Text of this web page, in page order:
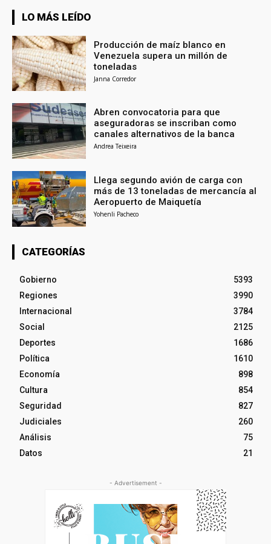
LO MÁS LEÍDO
Producción de maíz blanco en
Venezuela supera un millón de
toneladas
Janna Corredor
Abren convocatoria para que
aseguradoras se inscriban como
canales alternativos de la banca
Andrea Teixeira
Llega segundo avión de carga con
más de 13 toneladas de mercancía al
Aeropuerto de Maiquetía
Yohenli Pacheco
CATEGORÍAS
Gobierno
5393
Regiones
3990
Internacional
3784
Social
2125
Deportes
1686
Política
1610
Economía
898
Cultura
854
Seguridad
827
Judiciales
260
Análisis
75
Datos
21
- Advertisement -